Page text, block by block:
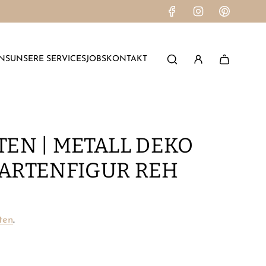
UNSERE SERVICESJOBSKONTAKT
| METALL DEKO
REH
.